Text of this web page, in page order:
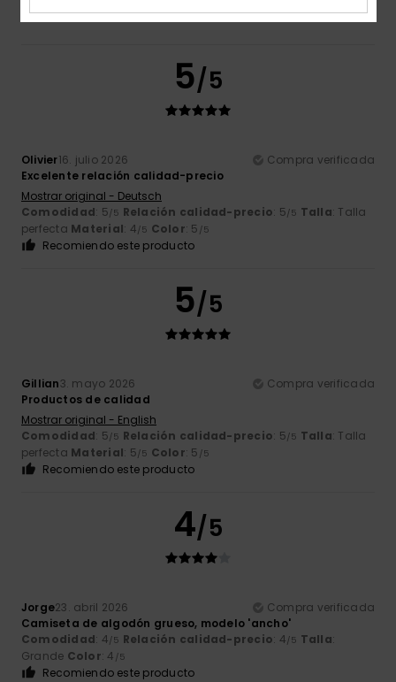
5/5
Olivier16. julio 2026
Compra verificada
Excelente relación calidad-precio
Mostrar original - Deutsch
Comodidad: 5/5 Relación calidad-precio: 5/5 Talla: Talla
perfecta Material: 4/5 Color: 5 /5
Recomiendo este producto
5/5
Gillian3. mayo 2026
Compra verificada
Productos de calidad
Mostrar original - English
Comodidad: 5/5 Relación calidad-precio: 5/5 Talla: Talla
perfecta Material: 5/5 Color: 5 /5
Recomiendo este producto
4/5
Jorge23. abril 2026
Compra verificada
Camiseta de algodón grueso, modelo 'ancho'
Comodidad: 4/5 Relación calidad-precio: 4/5 Talla:
Grande Color: 4 /5
Recomiendo este producto